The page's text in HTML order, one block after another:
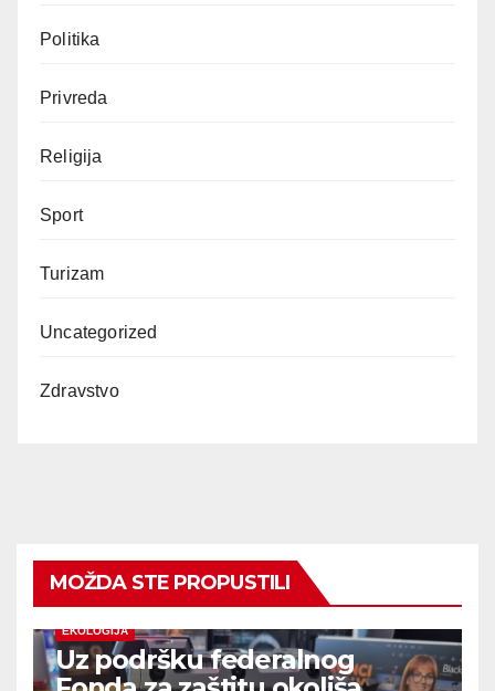
Politika
Privreda
Religija
Sport
Turizam
Uncategorized
Zdravstvo
MOŽDA STE PROPUSTILI
EKOLOGIJA
Uz podršku federalnog